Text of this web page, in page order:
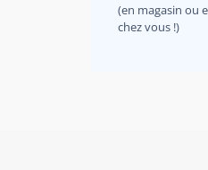
(en magasin ou
chez vous !)